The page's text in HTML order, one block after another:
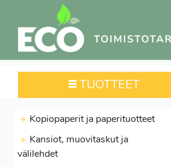
TUOTTEET
Kopiopaperit ja paperituotteet
Kansiot, muovitaskut ja
välilehdet